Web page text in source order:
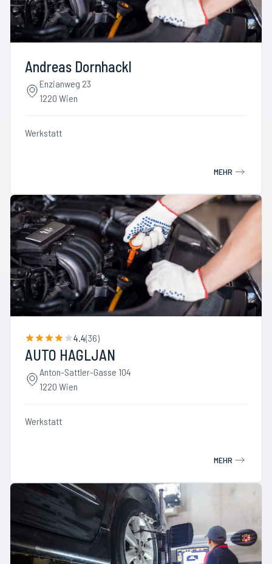
Andreas Dornhackl
Enzianweg 23
1220 Wien
Werkstatt
MEHR
4.4(36)
AUTO HAGLJAN
Anton-Sattler-Gasse 104
1220 Wien
Werkstatt
MEHR